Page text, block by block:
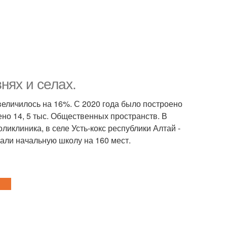
и селах.
на 16%. С 2020 года было построено
14, 5 тыс. Общественных пространств. В
в селе Усть-кокс республики Алтай -
начальную школу на 160 мест.